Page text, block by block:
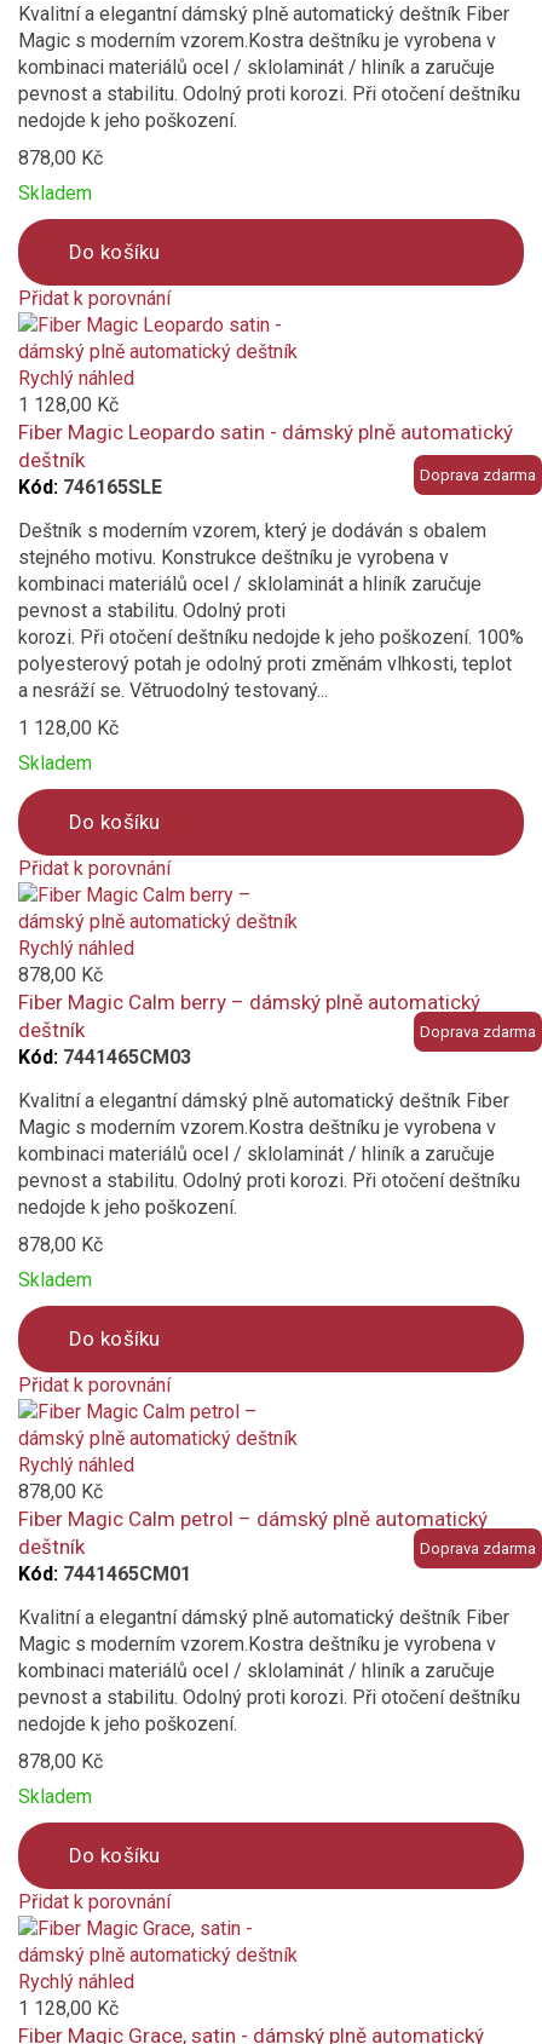
Kvalitní a elegantní dámský plně automatický deštník Fiber
Magic s moderním vzorem.Kostra deštníku je vyrobena v
kombinaci materiálů ocel / sklolaminát / hliník a zaručuje
pevnost a stabilitu. Odolný proti korozi. Při otočení deštníku
nedojde k jeho poškození.
878,00 Kč
Skladem
Do košíku
Přidat k porovnání
Product
is
added
to
compare
Doprava zdarma
Rychlý náhled
1 128,00 Kč
Fiber Magic Leopardo satin - dámský plně automatický
deštník
Kód: 746165SLE
Deštník s moderním vzorem, který je dodáván s obalem
stejného motivu. Konstrukce deštníku je vyrobena v
kombinaci materiálů ocel / sklolaminát a hliník zaručuje
pevnost a stabilitu. Odolný proti
korozi. Při otočení deštníku nedojde k jeho poškození. 100%
polyesterový potah je odolný proti změnám vlhkosti, teplot
a nesráží se. Větruodolný testovaný...
1 128,00 Kč
Skladem
Do košíku
Přidat k porovnání
Product
is
added
to
compare
Doprava zdarma
Rychlý náhled
878,00 Kč
Fiber Magic Calm berry – dámský plně automatický
deštník
Kód: 7441465CM03
Kvalitní a elegantní dámský plně automatický deštník Fiber
Magic s moderním vzorem.Kostra deštníku je vyrobena v
kombinaci materiálů ocel / sklolaminát / hliník a zaručuje
pevnost a stabilitu. Odolný proti korozi. Při otočení deštníku
nedojde k jeho poškození.
878,00 Kč
Skladem
Do košíku
Přidat k porovnání
Product
is
added
to
compare
Doprava zdarma
Rychlý náhled
878,00 Kč
Fiber Magic Calm petrol – dámský plně automatický
deštník
Kód: 7441465CM01
Kvalitní a elegantní dámský plně automatický deštník Fiber
Magic s moderním vzorem.Kostra deštníku je vyrobena v
kombinaci materiálů ocel / sklolaminát / hliník a zaručuje
pevnost a stabilitu. Odolný proti korozi. Při otočení deštníku
nedojde k jeho poškození.
878,00 Kč
Skladem
Do košíku
Přidat k porovnání
Product
is
added
to
compare
Rychlý náhled
1 128,00 Kč
Fiber Magic Grace, satin - dámský plně automatický